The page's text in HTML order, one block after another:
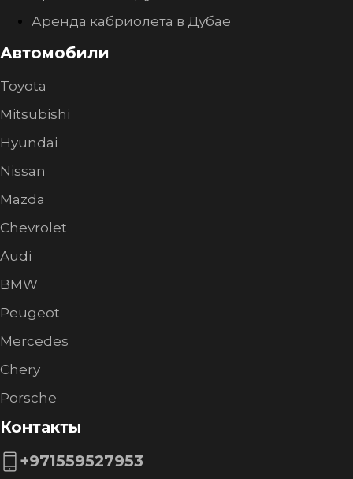
Аренда кабриолета в Дубае
Автомобили
Toyota
Mitsubishi
Hyundai
Nissan
Mazda
Chevrolet
Audi
BMW
Peugeot
Mercedes
Chery
Porsche
Контакты
+971559527953